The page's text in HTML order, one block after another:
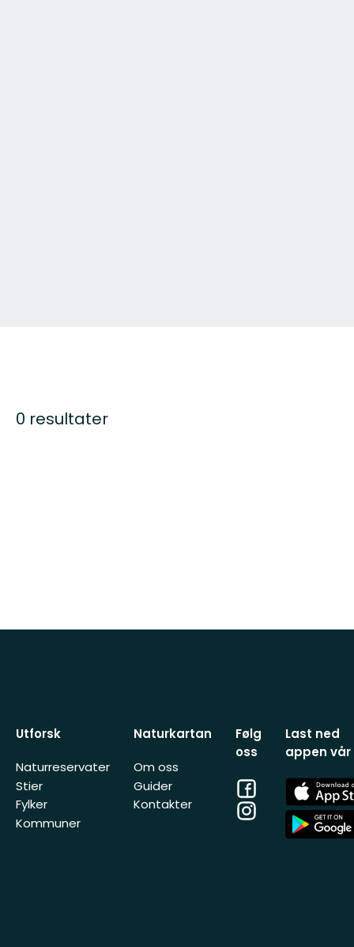
0 resultater
Utforsk
Naturreservater
Stier
Fylker
Kommuner
Naturkartan
Om oss
Guider
Kontakter
Følg
oss
Facebook
Instagram
Last ned
appen vår
App
Store
App
Store